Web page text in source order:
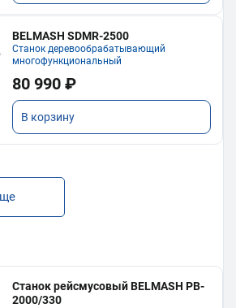
BELMASH SDMR-2500
Станок деревообрабатывающий
многофункциональный
80 990 ₽
В корзину
Станок рейсмусовый BELMASH PB-
2000/330